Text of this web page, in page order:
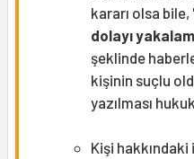
kararı olsa bile,
dolayı
şeklinde
kişinin suçlu
yazılması
Kişi